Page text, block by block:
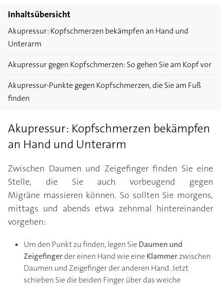
Inhaltsübersicht
Akupressur: Kopfschmerzen bekämpfen an Hand und
Unterarm
Akupressur gegen Kopfschmerzen: So gehen Sie am Kopf vor
Akupressur-Punkte gegen Kopfschmerzen, die Sie am Fuß
finden
Akupressur: Kopfschmerzen bekämpfen
an Hand und Unterarm
Zwischen Daumen und Zeigefinger finden Sie eine
Stelle, die Sie auch vorbeugend gegen
Migräne massieren können. So sollten Sie morgens,
mittags und abends etwa zehnmal hintereinander
vorgehen:
Um den Punkt zu finden, legen SieDaumen und
Zeigefingerder einen Hand wie eineKlammerzwischen
Daumen und Zeigefinger der anderen Hand. Jetzt
schieben Sie die beiden Finger über das weiche